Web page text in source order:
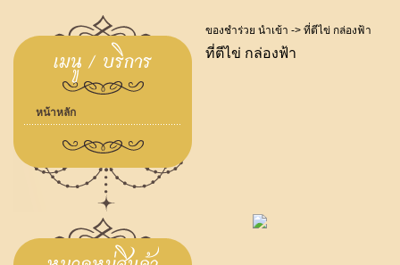
หน้าหลัก
ของชำร่วย นำเข้า -> ที่ตีไข่ กล่องฟ้า
ที่ตีไข่ กล่องฟ้า